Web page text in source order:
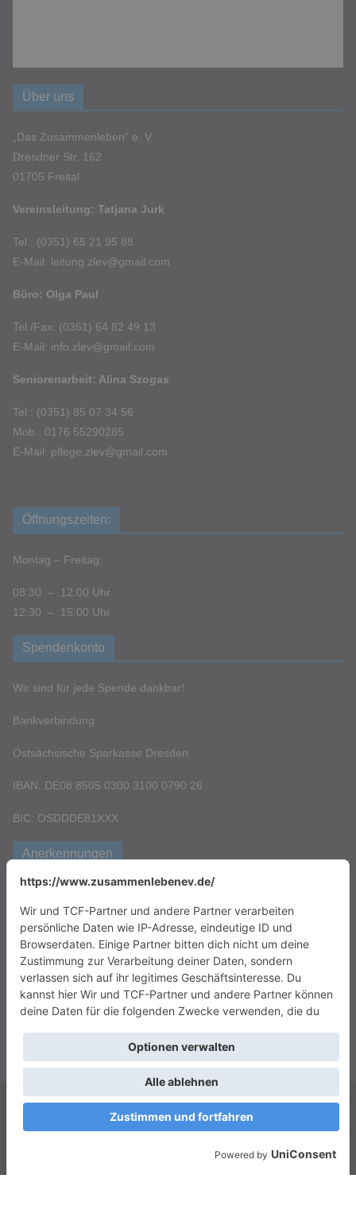
Über uns
„Das Zusammenleben“ e. V.
Dresdner Str. 162
01705 Freital
Vereinsleitung: Tatjana Jurk
Tel.: (0351) 65 21 95 88
E-Mail: leitung.zlev@gmail.com
Büro: Olga Paul
Tel./Fax: (0351) 64 82 49 13
E-Mail: info.zlev@gmail.com
Seniorenarbeit: Alina Szogas
Tel.: (0351) 85 07 34 56
Mob.: 0176 55290285
E-Mail: pflege.zlev@gmail.com
Öffnungszeiten:
Montag – Freitag:
08:30 – 12:00 Uhr
12:30 – 15:00 Uhr
Spendenkonto
Wir sind für jede Spende dankbar!
Bankverbindung:
Ostsächsische Sparkasse Dresden
IBAN: DE08 8505 0300 3100 0790 26
BIC: OSDDDE81XXX
Anerkennungen
Copyright © 2026